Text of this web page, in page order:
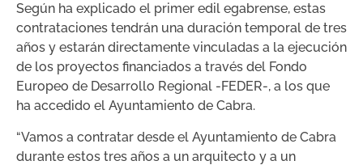
Según ha explicado el primer edil egabrense, estas
contrataciones tendrán una duración temporal de tres
años y estarán directamente vinculadas a la ejecución
de los proyectos financiados a través del Fondo
Europeo de Desarrollo Regional -FEDER-, a los que
ha accedido el Ayuntamiento de Cabra.
“Vamos a contratar desde el Ayuntamiento de Cabra
durante estos tres años a un arquitecto y a un